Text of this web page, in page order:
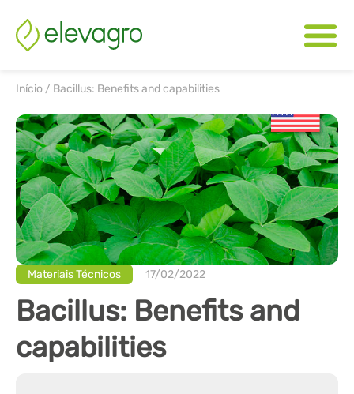
Início / Bacillus: Benefits and capabilities
Materiais Técnicos 17/02/2022
Bacillus: Benefits and
capabilities